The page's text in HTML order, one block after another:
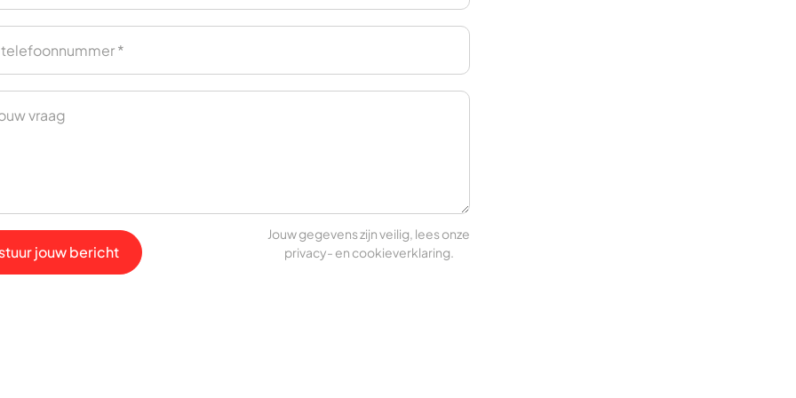
jouw bericht
Jouw gegevens zijn veilig, lees onze
privacy- en cookieverklaring.